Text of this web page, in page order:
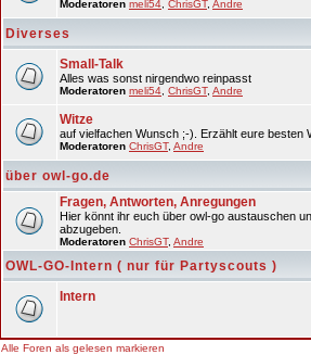
Moderatoren meli54 ChrisGT, Andre
Diverses
Small-Talk
Alles was sonst nirgendwo reinpasst
Moderatoren meli54 ChrisGT, Andre
Witze
auf vielfachen Wunsch ;-). Erzählt eure besten
Moderatoren ChrisGT, Andre
über owl-go.de
Fragen, Antworten, Anregungen
Hier könnt ihr euch über owl-go austauschen
abzugeben.
Moderatoren ChrisGT, Andre
OWL-GO-Intern ( nur für Partyscouts )
Intern
Alle Foren als gelesen markieren